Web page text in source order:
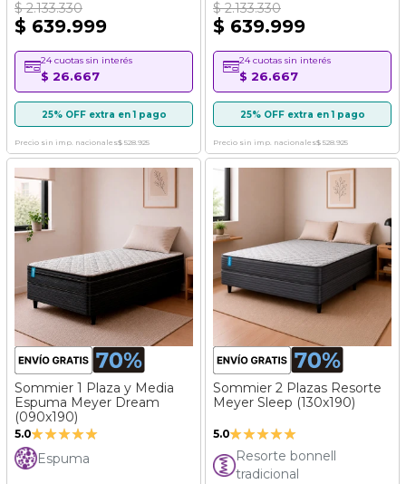
$ 2.133.330
$ 639.999
24 cuotas sin interés
$ 26.667
25% OFF extra en 1 pago
Precio sin imp. nacionales$ 528.925
$ 2.133.330
$ 639.999
24 cuotas sin interés
$ 26.667
25% OFF extra en 1 pago
Precio sin imp. nacionales$ 528.925
Sommier 1 Plaza y Media
Espuma Meyer Dream
(090x190)
5.0Valoración:
100%
Espuma
Sommier 2 Plazas Resorte
Meyer Sleep (130x190)
5.0Valoración:
100%
Resorte bonnell
tradicional